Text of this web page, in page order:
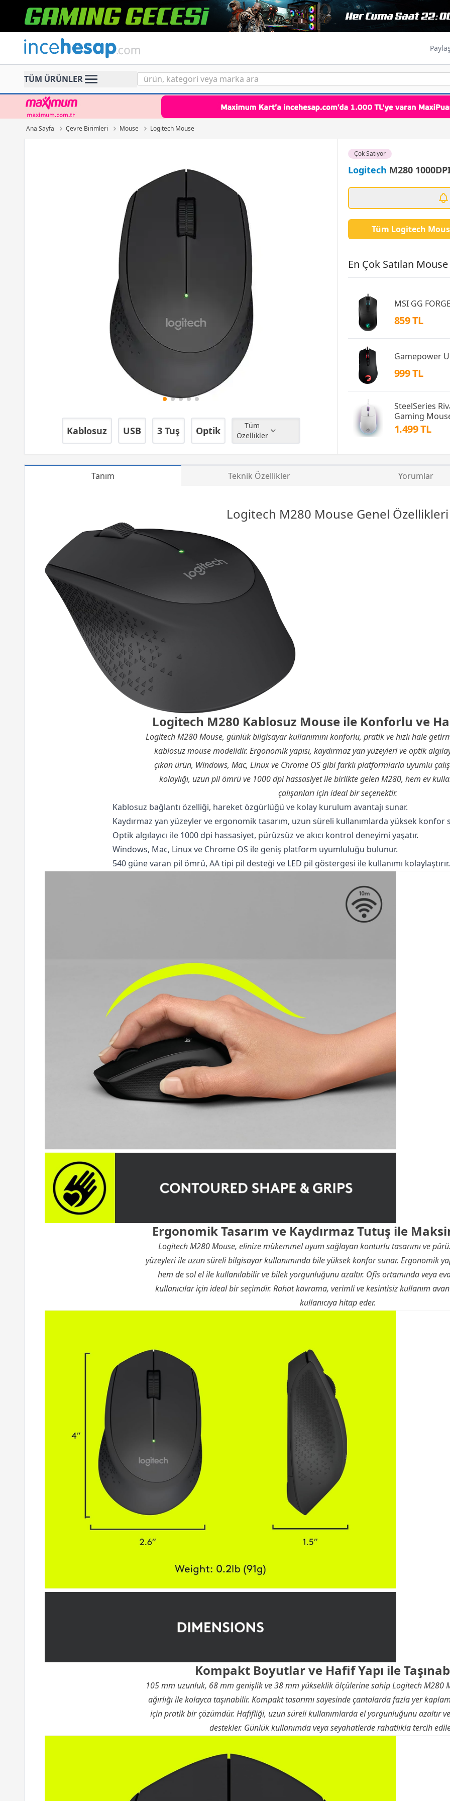
Incehesap
TÜM ÜRÜNLER
Ana Sayfa Çevre Birimleri Mouse Logitech Mouse
Çok Satıyor
Logitech M280
Kablosuz USB 3 Tuş Optik
Tüm
Özellikler
Tüm Logitech
En Çok Satılan
MSI GG
859 TL
Gamepower
999 TL
SteelSeries
Gaming
1.499 TL
Tanım Teknik Özellikler Yorumlar
Logitech M280 Mouse Genel Özellikleri
Logitech M280 Kablosuz Mouse ile Konforlu ve
Logitech M280 Mouse, günlük bilgisayar kullanımını konforlu, pratik ve hızlı hale
kablosuz mouse modelidir. Ergonomik yapısı, kaydırmaz yan yüzeyleri ve optik
çıkan ürün, Windows, Mac, Linux ve Chrome OS gibi farklı platformlarla uyumlu
kolaylığı, uzun pil ömrü ve 1000 dpi hassasiyet ile birlikte gelen M280, hem ev
çalışanları için ideal bir seçenektir.
Kablosuz bağlantı özelliği, hareket özgürlüğü ve kolay kurulum avantajı sunar.
Kaydırmaz yan yüzeyler ve ergonomik tasarım, uzun süreli kullanımlarda yüksek konfor
Optik algılayıcı ile 1000 dpi hassasiyet, pürüzsüz ve akıcı kontrol deneyimi yaşatır.
Windows, Mac, Linux ve Chrome OS ile geniş platform uyumluluğu bulunur.
540 güne varan pil ömrü, AA tipi pil desteği ve LED pil göstergesi ile kullanımı kolaylaştırır.
Ergonomik Tasarım ve Kaydırmaz Tutuş ile
Logitech M280 Mouse, elinize mükemmel uyum sağlayan konturlu tasarımı ve
yüzeyleri ile uzun süreli bilgisayar kullanımında bile yüksek konfor sunar. Ergonomik
hem de sol el ile kullanılabilir ve bilek yorgunluğunu azaltır. Ofis ortamında veya
kullanıcılar için ideal bir seçimdir. Rahat kavrama, verimli ve kesintisiz kullanım
kullanıcıya hitap eder.
Kompakt Boyutlar ve Hafif Yapı ile
105 mm uzunluk, 68 mm genişlik ve 38 mm yükseklik ölçülerine sahip Logitech M280
ağırlığı ile kolayca taşınabilir. Kompakt tasarımı sayesinde çantalarda fazla yer
için pratik bir çözümdür. Hafifliği, uzun süreli kullanımlarda el yorgunluğunu azaltır
destekler. Günlük kullanımda veya seyahatlerde rahatlıkla tercih